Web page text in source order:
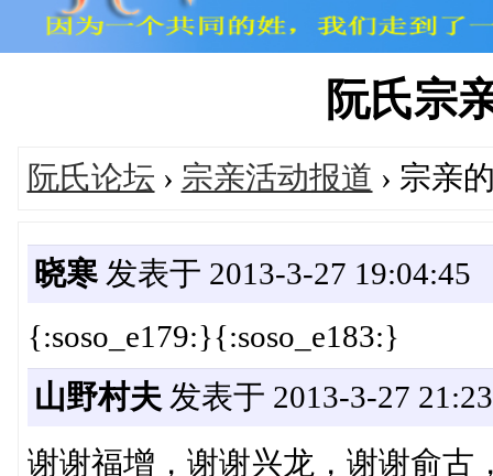
阮氏宗
阮氏论坛 › 宗亲活动报道 › 宗亲
晓寒发表于 2013-3-27 19:04:45
{:soso_e179:}{:soso_e183:}
山野村夫 发表于 2013-3-27
谢谢福增，谢谢兴龙，谢谢俞古